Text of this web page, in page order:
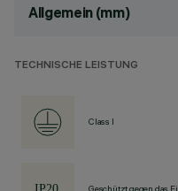
Allgemein (mm)
TECHNISCHE LEISTUNG
Class I